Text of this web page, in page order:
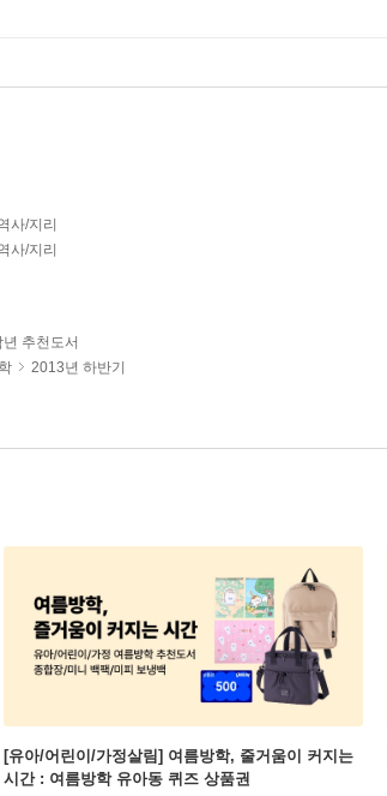
사/지리
사/지리
추천도서
2013년 하반기
[유아/어린이/가정살림] 여름방학, 줄거움이 커지는
시간 : 여름방학 유아동 퀴즈 상품권